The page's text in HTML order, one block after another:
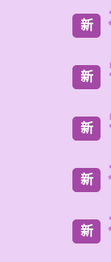
新
新
新
新
新